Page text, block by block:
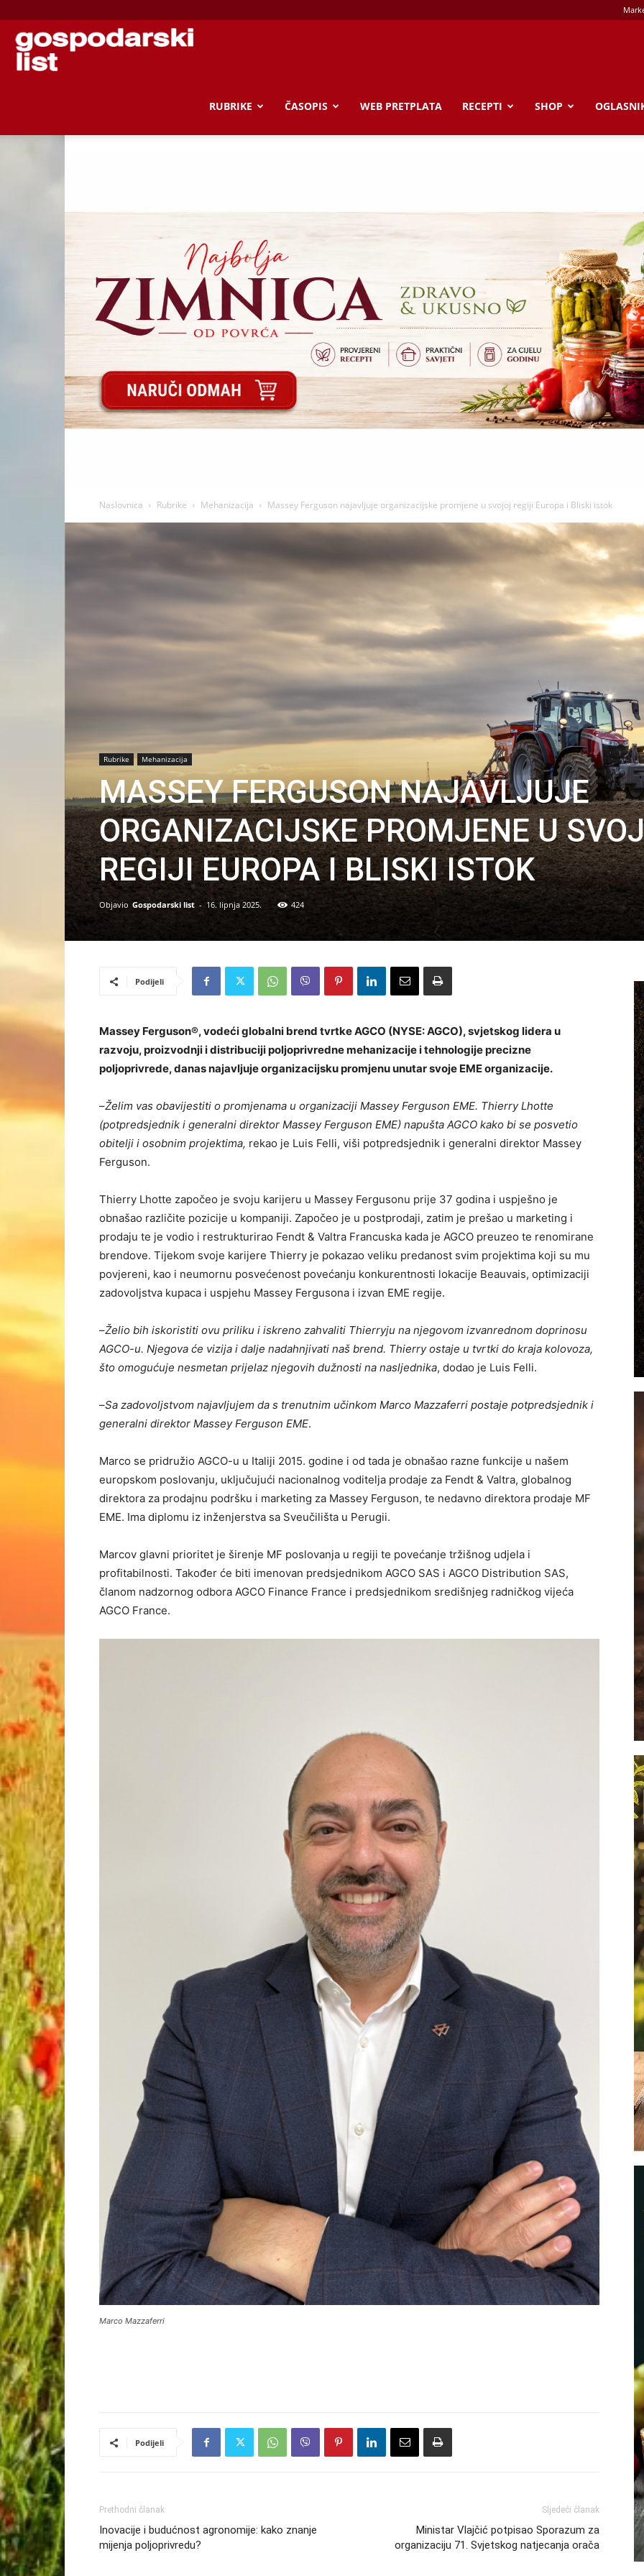
Gospodarski
RUBRIKE ČASOPIS WEB PRETPLATA RECEPTI SHOP
Naslovnica Rubrike Mehanizacija Massey Ferguson najavljuje organizacijske promjene u svojoj regiji Europa i Bliski istok
Rubrike Mehanizacija
MASSEY FERGUSON NAJAVLJUJE
ORGANIZACIJSKE PROMJENE U
REGIJI EUROPA I BLISKI ISTOK
Objavio Gospodarski list - 16. lipnja 2025. 424
Podijeli
Massey Ferguson®, vodeći globalni brend tvrtke AGCO (NYSE: AGCO), svjetskog lidera u
razvoju, proizvodnji i distribuciji poljoprivredne mehanizacije i tehnologije precizne
poljoprivrede, danas najavljuje organizacijsku promjenu unutar svoje EME organizacije.
–Želim vas obavijestiti o promjenama u organizaciji Massey Ferguson EME. Thierry Lhotte
(potpredsjednik i generalni direktor Massey Ferguson EME) napušta AGCO kako bi se posvetio
obitelji i osobnim projektima, rekao je Luis Felli, viši potpredsjednik i generalni direktor Massey
Ferguson.
Thierry Lhotte započeo je svoju karijeru u Massey Fergusonu prije 37 godina i uspješno je
obnašao različite pozicije u kompaniji. Započeo je u postprodaji, zatim je prešao u marketing i
prodaju te je vodio i restrukturirao Fendt & Valtra Francuska kada je AGCO preuzeo te renomirane
brendove. Tijekom svoje karijere Thierry je pokazao veliku predanost svim projektima koji su mu
povjereni, kao i neumornu posvećenost povećanju konkurentnosti lokacije Beauvais, optimizaciji
zadovoljstva kupaca i uspjehu Massey Fergusona i izvan EME regije.
–Želio bih iskoristiti ovu priliku i iskreno zahvaliti Thierryju na njegovom izvanrednom doprinosu
AGCO-u. Njegova će vizija i dalje nadahnjivati naš brend. Thierry ostaje u tvrtki do kraja kolovoza,
što omogućuje nesmetan prijelaz njegovih dužnosti na nasljednika, dodao je Luis Felli.
–Sa zadovoljstvom najavljujem da s trenutnim učinkom Marco Mazzaferri postaje potpredsjednik i
generalni direktor Massey Ferguson EME.
Marco se pridružio AGCO-u u Italiji 2015. godine i od tada je obnašao razne funkcije u našem
europskom poslovanju, uključujući nacionalnog voditelja prodaje za Fendt & Valtra, globalnog
direktora za prodajnu podršku i marketing za Massey Ferguson, te nedavno direktora prodaje MF
EME. Ima diplomu iz inženjerstva sa Sveučilišta u Perugii.
Marcov glavni prioritet je širenje MF poslovanja u regiji te povećanje tržišnog udjela i
profitabilnosti. Također će biti imenovan predsjednikom AGCO SAS i AGCO Distribution SAS,
članom nadzornog odbora AGCO Finance France i predsjednikom središnjeg radničkog vijeća
AGCO France.
Marco Mazzaferri
Podijeli
Prethodni članak
Inovacije i budućnost agronomije: kako znanje
mijenja poljoprivredu?
Sljedeći članak
Ministar Vlajčić potpisao Sporazum za
organizaciju 71. Svjetskog natjecanja orača